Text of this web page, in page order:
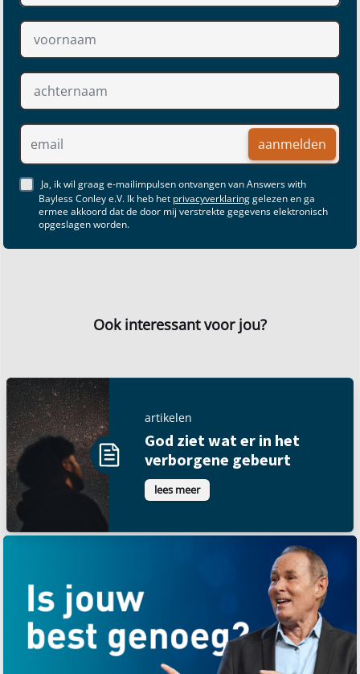
aanmelden
Ja, ik wil graag e-mailimpulsen ontvangen van Answers with
Bayless Conley e.V. Ik heb het privacyverklaringgelezen en ga
ermee akkoord dat de door mij verstrekte gegevens elektronisch
opgeslagen worden.
Ook interessant voor jou?
artikelen
God ziet wat er in het
verborgene gebeurt
lees meer